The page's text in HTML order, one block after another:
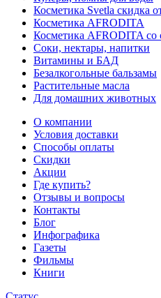
Косметика Svetla скидка
Косметика AFRODITA
Косметика AFRODITA со
Соки, нектары, напитки
Витамины и БАД
Безалкогольные бальзамы
Растительные масла
Для домашних животных
О компании
Условия доставки
Способы оплаты
Скидки
Акции
Где купить?
Отзывы и вопросы
Контакты
Блог
Инфографика
Газеты
Фильмы
Книги